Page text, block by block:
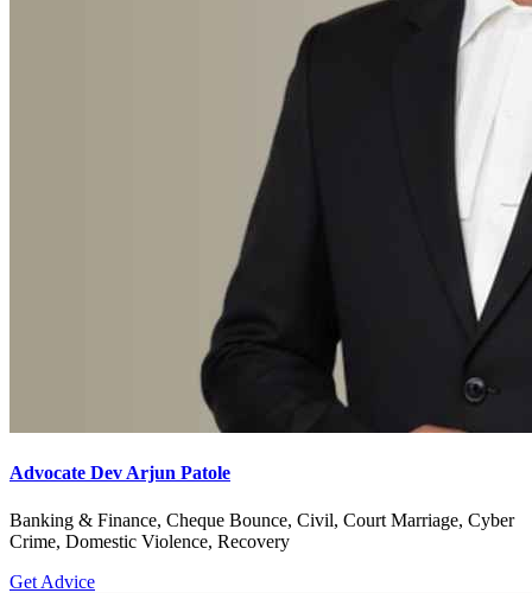
Advocate Dev Arjun Patole
Banking & Finance, Cheque Bounce, Civil, Court Marriage, Cyber
Crime, Domestic Violence, Recovery
Get Advice